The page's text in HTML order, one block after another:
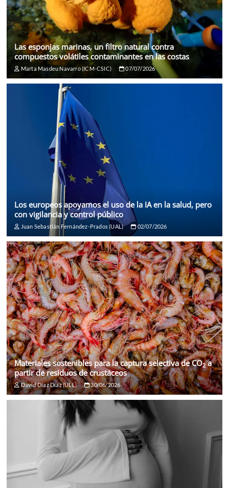
Las esponjas marinas, un filtro natural contra
compuestos volátiles contaminantes en las costas
Marta Masdeu Navarro (ICM-CSIC) 07/07/2026
Los europeos apoyamos el uso de la IA en la salud, pero
con vigilancia y control público
Juan Sebastián Fernández-Prados (UAL) 02/07/2026
Materiales sostenibles para la captura selectiva de CO2a
partir de residuos de crustáceos
David Díaz Díaz (ULL) 30/06/2026